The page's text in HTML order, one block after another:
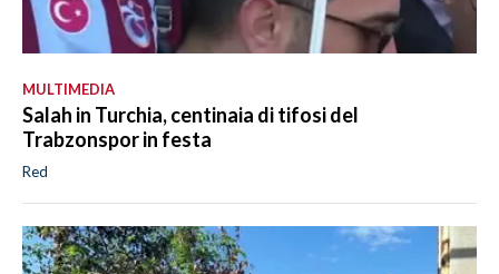
MULTIMEDIA
Salah in Turchia, centinaia di tifosi del
Trabzonspor in festa
Red